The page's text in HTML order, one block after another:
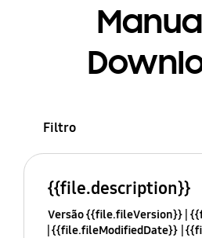
Filtro
{{file.description}}
Versão {{file.fileVersion}}
{{file.fileModifiedDate}}